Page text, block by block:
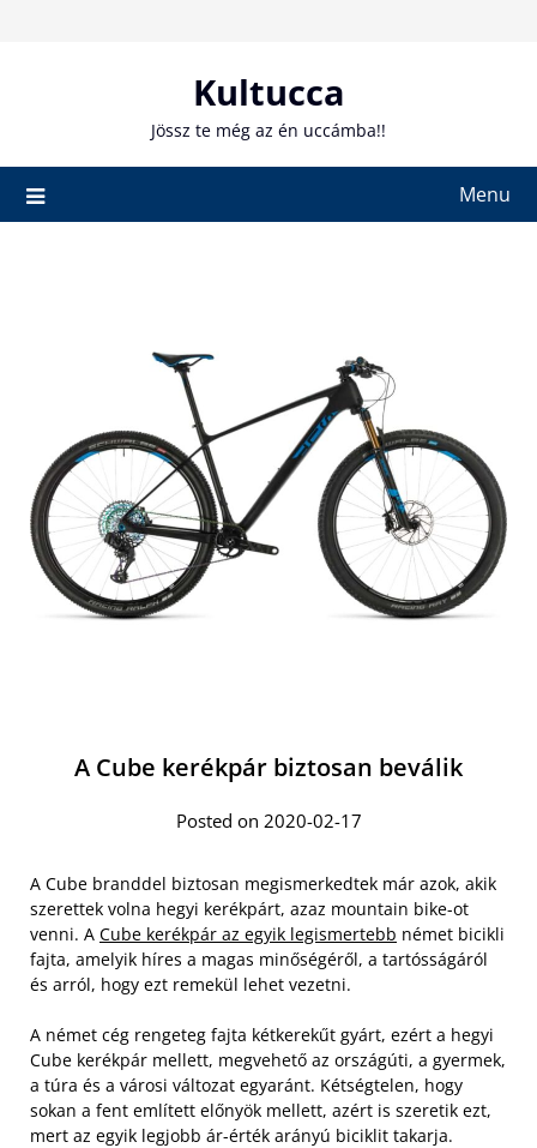
Kultucca
Jössz te még az én uccámba!!
Menu
A Cube kerékpár biztosan beválik
Posted on 2020-02-17
A Cube branddel biztosan megismerkedtek már azok, akik
szerettek volna hegyi kerékpárt, azaz mountain bike-ot
venni. A Cube kerékpár az egyik legismertebb német bicikli
fajta, amelyik híres a magas minőségéről, a tartósságáról
és arról, hogy ezt remekül lehet vezetni.
A német cég rengeteg fajta kétkerekűt gyárt, ezért a hegyi
Cube kerékpár mellett, megvehető az országúti, a gyermek,
a túra és a városi változat egyaránt. Kétségtelen, hogy
sokan a fent említett előnyök mellett, azért is szeretik ezt,
mert az egyik legjobb ár-érték arányú biciklit takarja.